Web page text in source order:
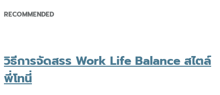
RECOMMENDED
วิธีการจัดสรร Work Life Balance สไตล์
พี่โทนี่